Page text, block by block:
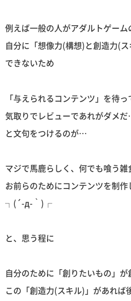
例えば一般の人がアダルトゲー
自分に「想像力(構想)と創造力(
できないため
「与えられるコンテンツ」を待
気取りでレビューであれがダメ
と文句をつけるのが…
マジで馬鹿らしく、何でも喰う雑
お前らのためにコンテンツを制
┐(´-д-｀)┌
と、思う程に
自分のために「創りたいもの」が
この「創造力(スキル)」があれば